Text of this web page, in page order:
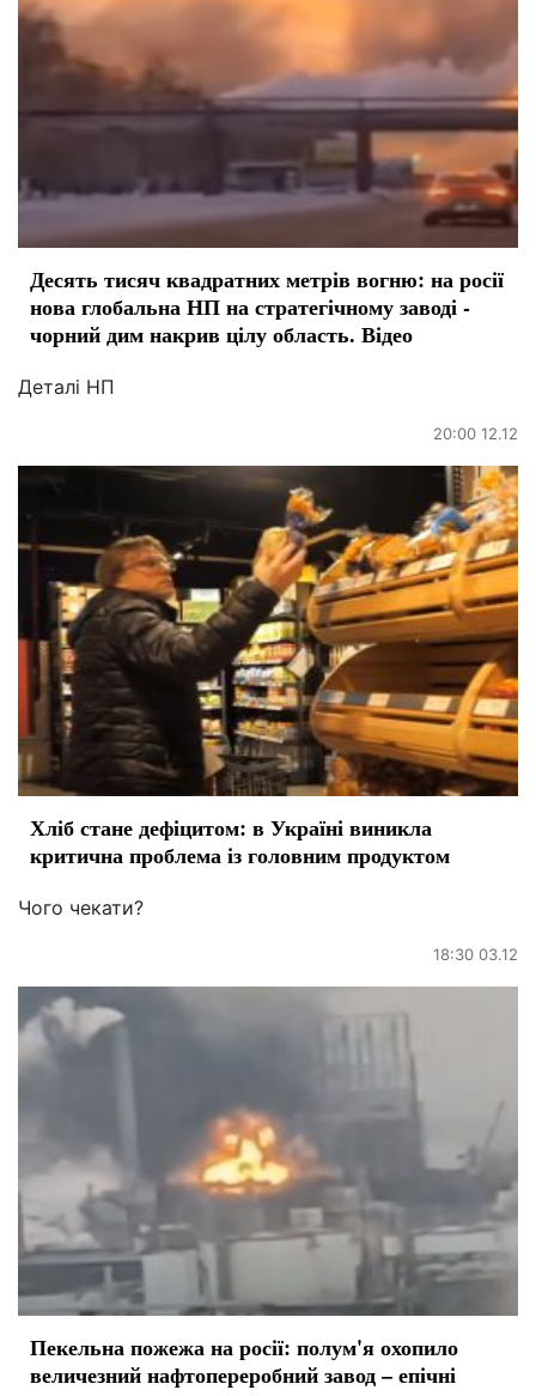
Десять тисяч квадратних метрів вогню: на росії
нова глобальна НП на стратегічному заводі -
чорний дим накрив цілу область. Відео
Деталі НП
20:00 12.12
Хліб стане дефіцитом: в Україні виникла
критична проблема із головним продуктом
Чого чекати?
18:30 03.12
Пекельна пожежа на росії: полум'я охопило
величезний нафтопереробний завод – епічні